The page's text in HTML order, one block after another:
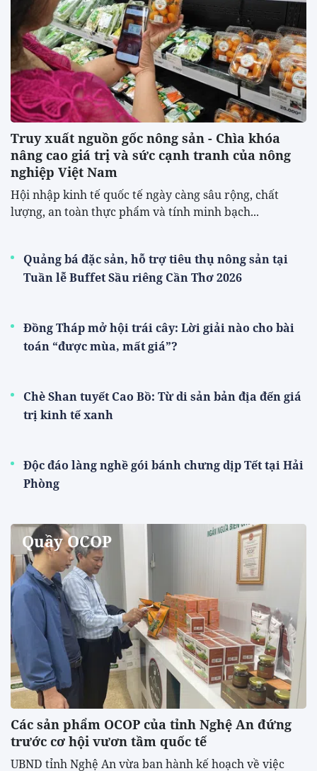
Truy xuất nguồn gốc nông sản - Chìa khóa
nâng cao giá trị và sức cạnh tranh của nông
nghiệp Việt Nam
Hội nhập kinh tế quốc tế ngày càng sâu rộng, chất
lượng, an toàn thực phẩm và tính minh bạch...
Quảng bá đặc sản, hỗ trợ tiêu thụ nông sản tại
Tuần lễ Buffet Sầu riêng Cần Thơ 2026
Đồng Tháp mở hội trái cây: Lời giải nào cho bài
toán “được mùa, mất giá”?
Chè Shan tuyết Cao Bồ: Từ di sản bản địa đến giá
trị kinh tế xanh
Độc đáo làng nghề gói bánh chưng dịp Tết tại Hải
Phòng
Quầy OCOP
Các sản phẩm OCOP của tỉnh Nghệ An đứng
trước cơ hội vươn tầm quốc tế
UBND tỉnh Nghệ An vừa ban hành kế hoạch về việc